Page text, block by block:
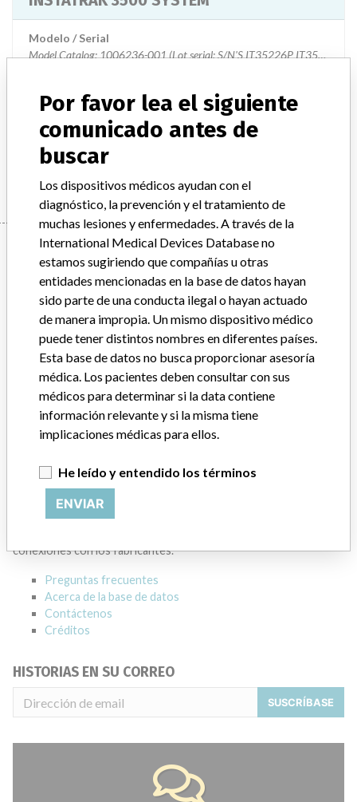
Modelo / Serial
Model Catalog: 1006236-001 (Lot serial: S/N'S IT35226P IT35079); Model Catalog: 1006236-001 (Lot serial: IT35214P CS535P IT35071)
Descripción del producto OEC INSTATRAK 3500
Manufacturer
GENERAL ELECTRIC CANADA (OPERATING AS GE
HEALTHCARE)
Manufacturer
GENERAL ELECTRIC CANADA (OPERATING
AS GE HEALTHCARE)
Dirección del fabricante MISSISSAUGA
Empresa matriz del fabricante (2017)
General Electric Company
ACERCA DE LA BASE DE DATOS
Explore más de 120,000 registros de retiros, alertas y
conexiones con los fabricantes.
Preguntas frecuentes
Acerca de la base de datos
Contáctenos
Créditos
HISTORIAS EN SU CORREO
SUSCRÍBASE
Por favor lea el siguiente
comunicado antes de
buscar
Los dispositivos médicos ayudan con el
diagnóstico, la prevención y el tratamiento de
muchas lesiones y enfermedades. A través de la
International Medical Devices Database no
estamos sugiriendo que compañías u otras
entidades mencionadas en la base de datos hayan
sido parte de una conducta ilegal o hayan actuado
de manera impropia. Un mismo dispositivo médico
puede tener distintos nombres en diferentes países.
Esta base de datos no busca proporcionar asesoría
médica. Los pacientes deben consultar con sus
médicos para determinar si la data contiene
información relevante y si la misma tiene
implicaciones médicas para ellos.
He leído y entendido los términos
ENVIAR